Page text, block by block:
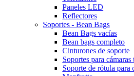
Paneles LED
Reflectores
Soportes - Bean Bags
Bean Bags vacías
Bean bags completo
Cinturones de soporte
Soportes para cámaras
Soporte de rótula para